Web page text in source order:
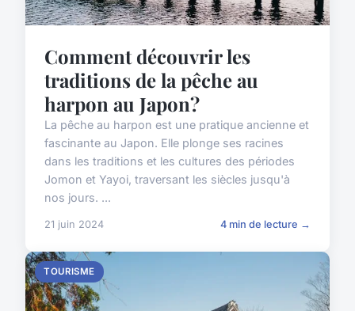
Comment découvrir les
traditions de la pêche au
harpon au Japon?
La pêche au harpon est une pratique ancienne et
fascinante au Japon. Elle plonge ses racines
dans les traditions et les cultures des périodes
Jomon et Yayoi, traversant les siècles jusqu'à
nos jours. ...
21 juin 2024 4 min de lecture →
TOURISME